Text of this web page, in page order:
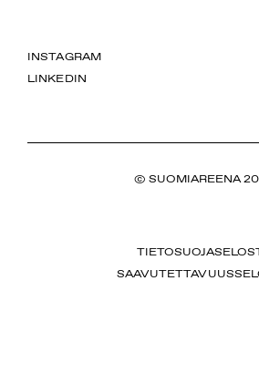
INSTAGRAM
LINKEDIN
© SUOMIAREENA